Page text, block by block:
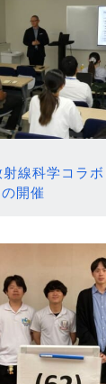
線科学コラ
開催